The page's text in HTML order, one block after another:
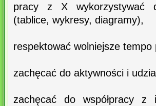
pracy z X wykorzystywać
(tablice, wykresy, diagramy),
respektować wolniejsze
zachęcać do aktywności i
zachęcać do współpracy